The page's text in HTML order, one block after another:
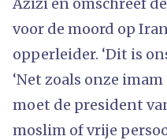
voor de moord op
opperleider. ‘Dit is
‘Net zoals onze
moet de president
moslim of vrije